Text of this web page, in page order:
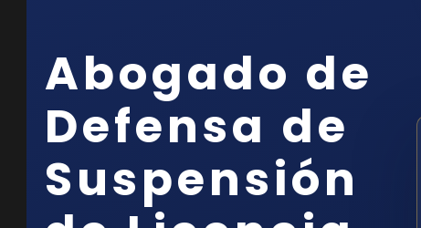
Abogado de
Defensa de
Suspensión